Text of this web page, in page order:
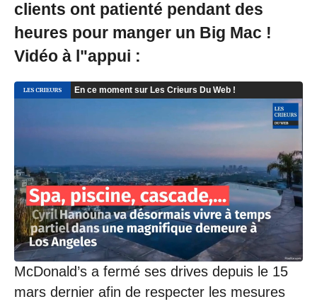
clients ont patienté pendant des
heures pour manger un Big Mac !
Vidéo à l"appui :
McDonald’s a fermé ses drives depuis le 15
mars dernier afin de respecter les mesures